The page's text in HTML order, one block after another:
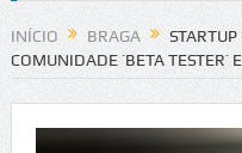
de trânsito no IC2 em
INÍCIO BRAGA
COMUNIDADE ´BETA TESTER´